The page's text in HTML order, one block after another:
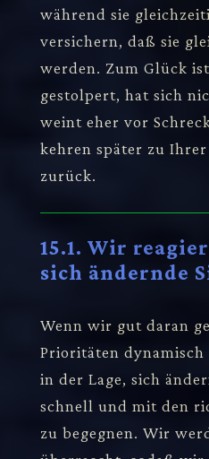
während sie
versichern, daß sie
werden. Zum Glück
gestolpert, hat sich
weint eher vor
kehren später zu
zurück.
15.1. Wir
sich ändernde
Wenn wir gut daran
Prioritäten
in der Lage, sich
schnell und mit den
zu begegnen. Wir